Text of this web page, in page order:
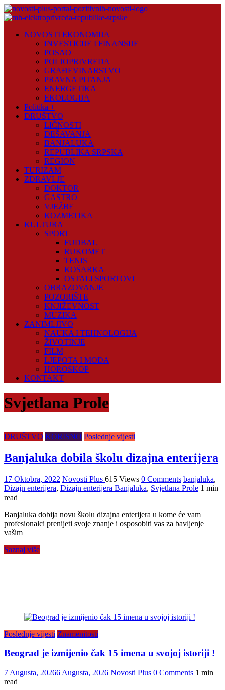
Skip
to
Plus
NOVOSTI EKONOMIJA
INVESTICIJE I FINANSIJE
POSAO
POLJOPRIVREDA
GRAĐEVINARSTVO
PRAVNA PITANJA
ENERGETIKA
EKOLOGIJA
Politika +
DRUŠTVO
LIČNOSTI
DEŠAVANJA
BANJALUKA
REPUBLIKA SRPSKA
REGION
TURIZAM
ZDRAVLJE
DOKTOR
GASTRO
VJEŽBE
KOZMETIKA
KULTURA
SPORT
FUDBAL
RUKOMET
TENIS
KOŠARKA
OSTALI SPORTOVI
OBRAZOVANJE
POZORIŠTE
KNJIŽEVNOST
MUZIKA
ZANIMLJIVO
NAUKA I TEHNOLOGIJA
ŽIVOTINJE
FILM
LJEPOTA I MODA
HOROSKOP
KONTAKT
Svjetlana Prole
DRUŠTVO KORISNO Poslednje vijesti
Banjaluka dobila školu dizajna enterijera
17 Oktobra, 2022 Novosti Plus 615 Views 0 Comments banjaluka,
Dizajn enterijera, Dizajn enterijera Banjaluka, Svjetlana Prole 1 min
read
Banjaluka dobija novu školu dizajna enterijera u kome će vam
profesionalci prenijeti svoje znanje i osposobiti vas za bavljenje
vašim
Saznaj više
Poslednje vijesti Znamenitosti
Beograd je izmijenio čak 15 imena u svojoj istoriji !
7 Augusta, 20266 Augusta, 2026 Novosti Plus 0 Comments 1 min
read